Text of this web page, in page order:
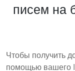
писем на
Чтобы получить
помощью вашего